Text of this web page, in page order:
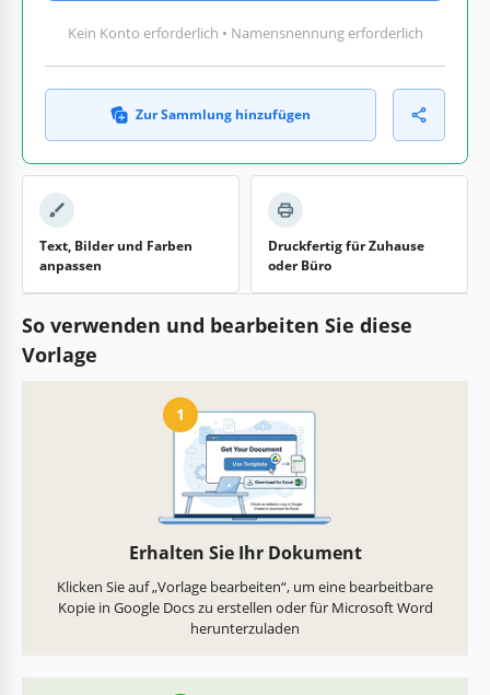
Kein Konto erforderlich • Namensnennung erforderlich
Zur Sammlung hinzufügen
Text, Bilder und Farben
anpassen
Druckfertig für Zuhause
oder Büro
So verwenden und bearbeiten Sie diese
Vorlage
1
Erhalten Sie Ihr Dokument
Klicken Sie auf „Vorlage bearbeiten“, um eine bearbeitbare
Kopie in Google Docs zu erstellen oder für Microsoft Word
herunterzuladen